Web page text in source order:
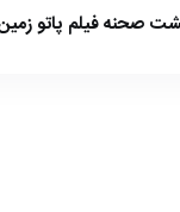
صحنه فیلم پاتو زمین